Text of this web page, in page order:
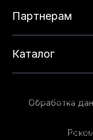
Партнерам
Каталог
Обработка
опыта на нашем
данный сайт, вы
технологий. Для